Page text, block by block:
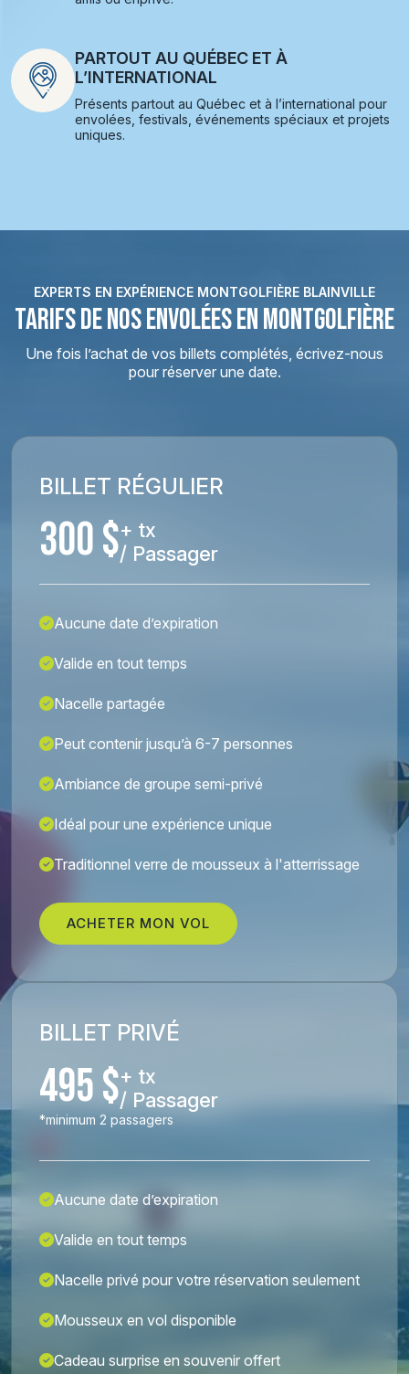
PARTOUT AU QUÉBEC ET À
L’INTERNATIONAL
Présents partout au Québec et à l’international pour
envolées, festivals, événements spéciaux et projets
uniques.
EXPERTS EN EXPÉRIENCE MONTGOLFIÈRE BLAINVILLE
TARIFS DE NOS ENVOLÉES EN MONTGOLFIÈRE
Une fois l’achat de vos billets complétés, écrivez-nous
pour réserver une date.
BILLET RÉGULIER
300 $+ tx
/ Passager
Aucune date d’expiration
Valide en tout temps
Nacelle partagée
Peut contenir jusqu’à 6-7 personnes
Ambiance de groupe semi-privé
Idéal pour une expérience unique
Traditionnel verre de mousseux à l'atterrissage
ACHETER MON VOL
BILLET PRIVÉ
495 $+ tx
/ Passager
*minimum 2 passagers
Aucune date d’expiration
Valide en tout temps
Nacelle privé pour votre réservation seulement
Mousseux en vol disponible
Cadeau surprise en souvenir offert